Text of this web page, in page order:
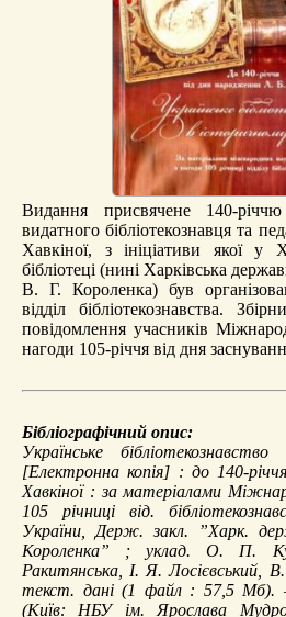
Видання присвячене 140-
видатного бібліотекознавця та
Хавкіної, з ініціативи якої у
бібліотеці (нині Харківська
В. Г. Короленка) був
відділ бібліотекознавства.
повідомлення учасників
нагоди 105-річчя від дня
Бібліографічний опис:
Українське
[Електронна копія] : до 140-
Хавкіної : за матеріалами
105 річниці від.
України, Держ. закл. ”Харк.
Короленка” ; уклад. О. П.
Ракитянська, І. Я. Лосієвський,
текст. дані (1 файл : 57,5 Мб).
(Київ: НБУ ім. Ярослава